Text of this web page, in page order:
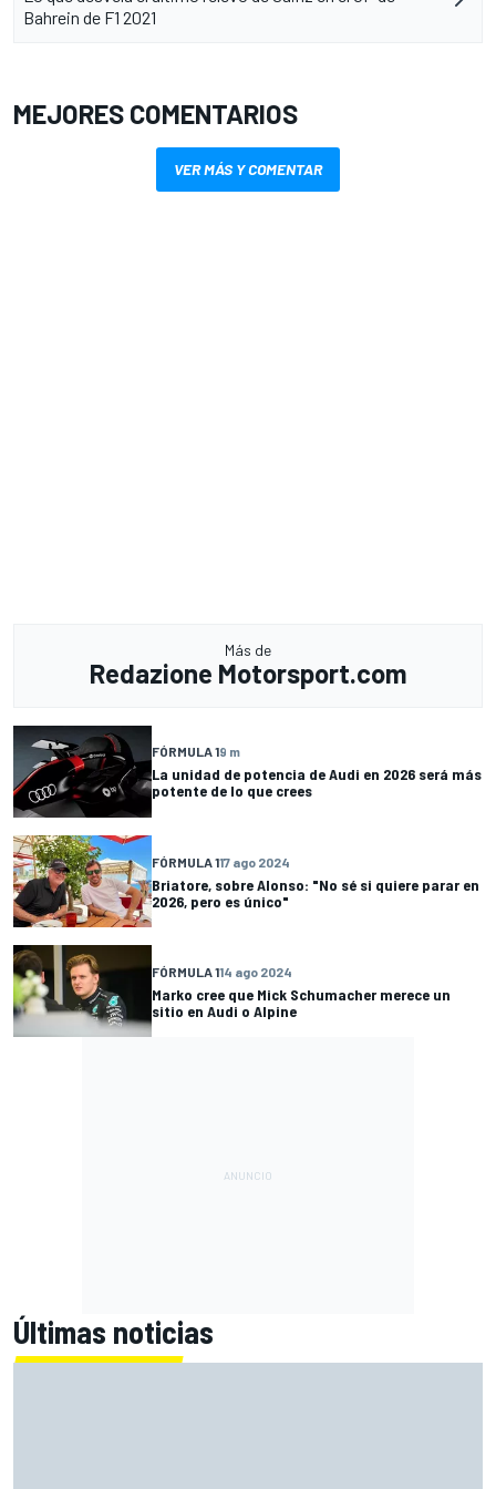
Bahrein de F1 2021
MEJORES COMENTARIOS
VER MÁS Y COMENTAR
Más de
Redazione Motorsport.com
FÓRMULA 19 m
La unidad de potencia de Audi en 2026 será más
potente de lo que crees
FÓRMULA 117 ago 2024
Briatore, sobre Alonso: "No sé si quiere parar en
2026, pero es único"
FÓRMULA 114 ago 2024
Marko cree que Mick Schumacher merece un
sitio en Audi o Alpine
Últimas noticias